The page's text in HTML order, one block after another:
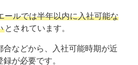
ールでは半年以内に入社可能な
とされています。
合などから、入社可能時期が近
が必要です。